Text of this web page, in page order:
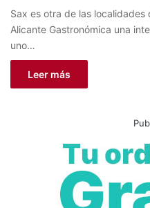
Sax es otra de las
Alicante Gastronómica una
uno…
Leer más